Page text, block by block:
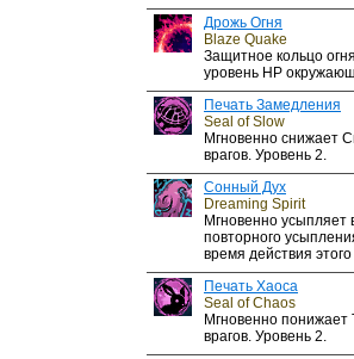
Дрожь Огня
Blaze Quake
Защитное кольцо
уровень HP
Печать Замедления
Seal of Slow
Мгновенно снижает
врагов. Уровень 2.
Сонный Дух
Dreaming Spirit
Мгновенно усыпляет
повторного
время действия
Печать Хаоса
Seal of Chaos
Мгновенно понижает
врагов. Уровень 2.